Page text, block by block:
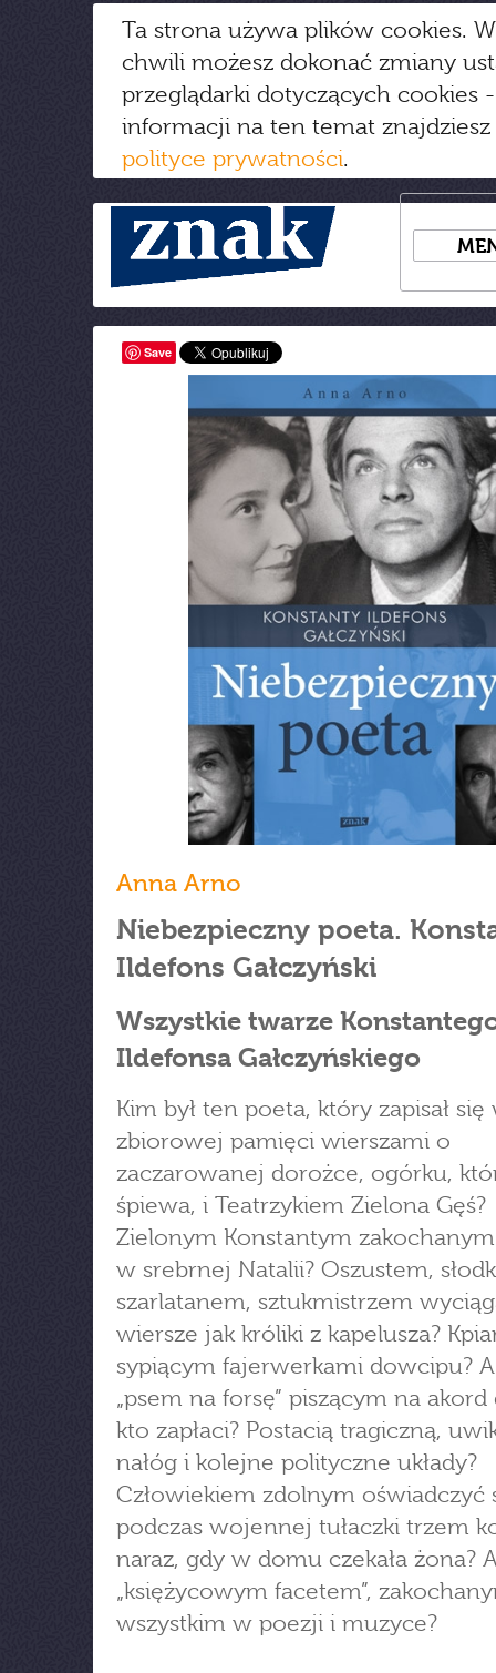
Ta strona używa plików cookies.
chwili możesz dokonać zmiany
przeglądarki dotyczących cookies
informacji na ten temat
polityce prywatności.
Save
Anna Arno
Niebezpieczny poeta.
Ildefons Gałczyński
Wszystkie twarze
Ildefonsa Gałczyńskiego
Kim był ten poeta, który zapisał się
zbiorowej pamięci wierszami o
zaczarowanej dorożce, ogórku,
śpiewa, i Teatrzykiem Zielona Gęś?
Zielonym Konstantym
w srebrnej Natalii? Oszustem,
szarlatanem, sztukmistrzem
wiersze jak króliki z kapelusza?
sypiącym fajerwerkami dowcipu?
„psem na forsę” piszącym na
kto zapłaci? Postacią tragiczną,
nałóg i kolejne polityczne układy?
Człowiekiem zdolnym oświadczyć
podczas wojennej tułaczki trzem
naraz, gdy w domu czekała żona?
„księżycowym facetem”,
wszystkim w poezji i muzyce?